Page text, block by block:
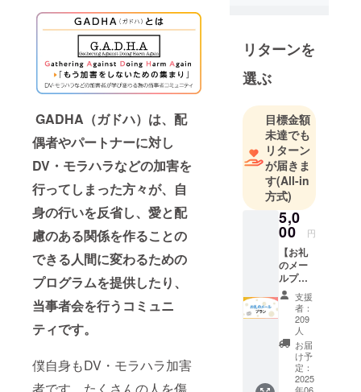
GADHA（ガドハ）は、配
偶者やパートナーに対し
DV・モラハラなどの加害を
行ってしまった方々が、自
身の行いを反省し、愛と配
慮のある関係を作ることの
できる人間に変わるための
プログラムを提供したり、
当事者会を行うコミュニ
ティです。
僕自身もDV・モラハラ加害
者です。たくさんの人を傷
者団体の運
営をはじめ
とした活動
ます。
【運営当事
者会：
GADHA（ガ
ドハ）/
CoNeCa（コ
ネカ）/
PaToCa（パ
トカ）】
リターンを
選ぶ
目標金額
未達でも
リターン
が届きま
す(All-in
方式)
5,0
00 円
【お礼
のメー
ルプラ
ン】 ク
ラファ
ン終了
後に代
表から
のお礼
メール
をお送
支援
者：
209
人
お届
け予
定：
2025
年06